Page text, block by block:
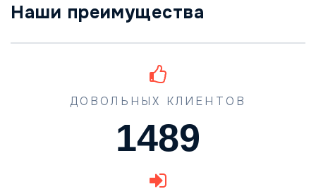
Наши преимущества
ДОВОЛЬНЫХ КЛИЕНТОВ
1489